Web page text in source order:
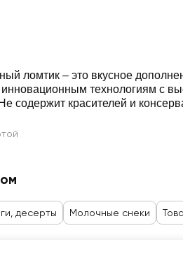
ломтик – это вкусное
инновационным технологиям
содержит красителей и
десерты Молочные снеки